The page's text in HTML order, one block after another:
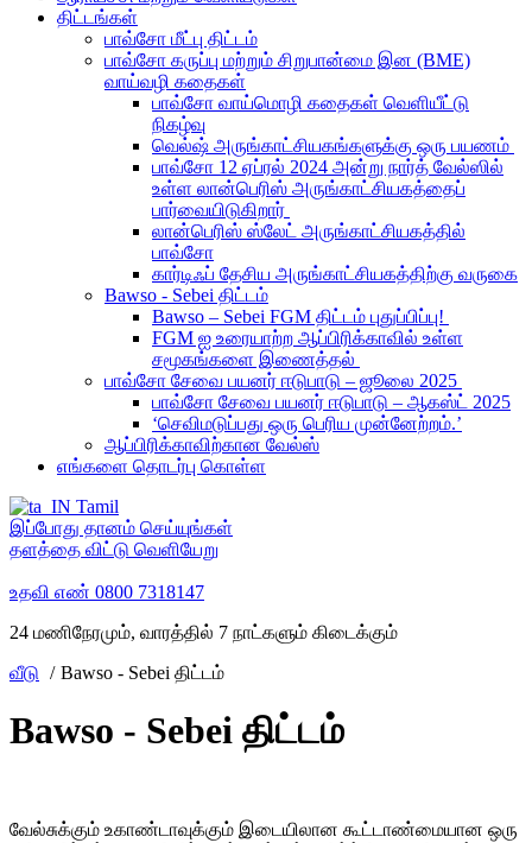
திட்டங்கள்
பாவ்சோ மீட்பு திட்டம்
பாவ்சோ கருப்பு மற்றும் சிறுபான்மை இன (BME)
வாய்வழி கதைகள்
பாவ்சோ வாய்மொழி கதைகள் வெளியீட்டு
நிகழ்வு
வெல்ஷ் அருங்காட்சியகங்களுக்கு ஒரு பயணம்
பாவ்சோ 12 ஏப்ரல் 2024 அன்று நார்த் வேல்ஸில்
உள்ள லான்பெரிஸ் அருங்காட்சியகத்தைப்
பார்வையிடுகிறார்
லான்பெரிஸ் ஸ்லேட் அருங்காட்சியகத்தில்
பாவ்சோ
கார்டிஃப் தேசிய அருங்காட்சியகத்திற்கு வருகை
Bawso - Sebei திட்டம்
Bawso – Sebei FGM திட்டம் புதுப்பிப்பு!
FGM ஐ உரையாற்ற ஆப்பிரிக்காவில் உள்ள
சமூகங்களை இணைத்தல்
பாவ்சோ சேவை பயனர் ஈடுபாடு – ஜூலை 2025
பாவ்சோ சேவை பயனர் ஈடுபாடு – ஆகஸ்ட் 2025
‘செவிமடுப்பது ஒரு பெரிய முன்னேற்றம்.’
ஆப்பிரிக்காவிற்கான வேல்ஸ்
எங்களை தொடர்பு கொள்ள
Tamil
இப்போது தானம் செய்யுங்கள்
தளத்தை விட்டு வெளியேறு
உதவி எண் 0800 7318147
24 மணிநேரமும், வாரத்தில் 7 நாட்களும் கிடைக்கும்
வீடு
Bawso - Sebei திட்டம்
Bawso - Sebei திட்டம்
வேல்சுக்கும் உகாண்டாவுக்கும் இடையிலான கூட்டாண்மையான ஒரு